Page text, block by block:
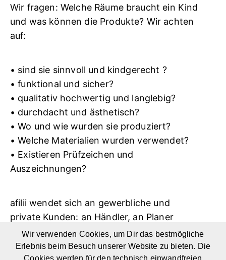
Wir fragen: Welche Räume braucht ein Kind
und was können die Produkte? Wir achten
auf:
• sind sie sinnvoll und kindgerecht ?
• funktional und sicher?
• qualitativ hochwertig und langlebig?
• durchdacht und ästhetisch?
• Wo und wie wurden sie produziert?
• Welche Materialien wurden verwendet?
• Existieren Prüfzeichen und
Auszeichnungen?
afilii wendet sich an gewerbliche und
private Kunden: an Händler, an Planer
und (Innen-)Architekten von öffentlichen
und privaten Räumen für Kinder, an
Wir verwenden Cookies, um Dir das bestmögliche
Erlebnis beim Besuch unserer Website zu bieten. Die